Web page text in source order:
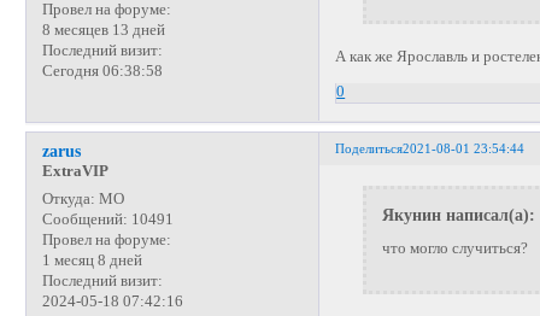
Провел на форуме:
8 месяцев 13 дней
Последний визит:
Сегодня 06:38:58
А как же Ярославль и
0
Поделиться2021-08-01 23:54:44
zarus
ExtraVIP
Откуда: МО
Сообщений: 10491
Провел на форуме:
1 месяц 8 дней
Последний визит:
2024-05-18 07:42:16
Якунин написал(а):
что могло случиться?